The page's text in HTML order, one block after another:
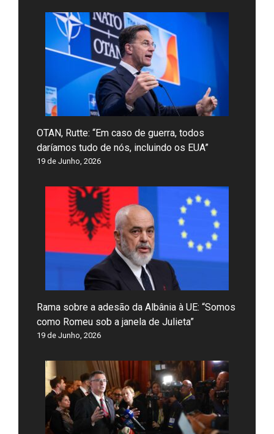
OTAN, Rutte: “Em caso de guerra, todos
daríamos tudo de nós, incluindo os EUA”
19 de Junho, 2026
Rama sobre a adesão da Albânia à UE: “Somos
como Romeu sob a janela de Julieta”
19 de Junho, 2026